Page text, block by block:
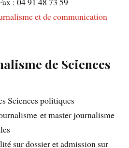
et de communication
de Sciences
Sciences politiques
et master journalisme
sur dossier et admission sur